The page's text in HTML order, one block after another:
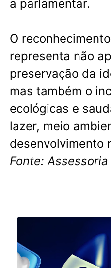
a parlamentar.
O
representa não
preservação da
mas também o
ecológicas e
lazer, meio
desenvolvimento
Fonte: